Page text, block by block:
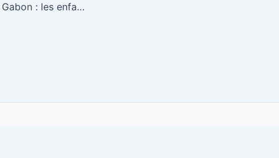
Camp CV-AV au Gabon : les enfants agissent